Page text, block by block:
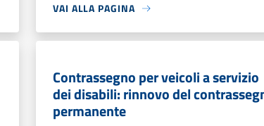
VAI ALLA PAGINA
Contrassegno per veicoli a servizio
dei disabili: rinnovo del
permanente